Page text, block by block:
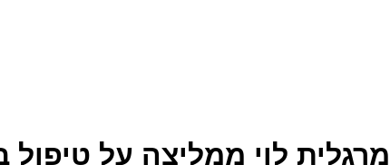
מרגלית לוי ממליצה על